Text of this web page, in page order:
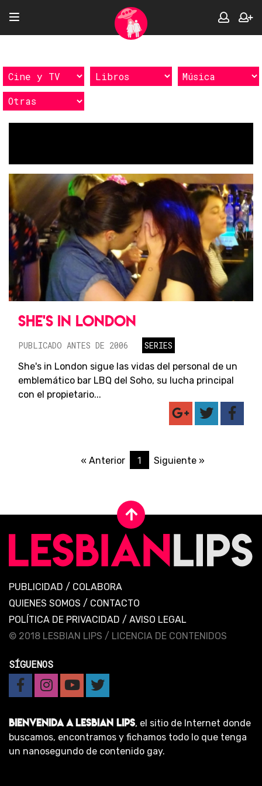
SHE'S IN LONDON
PUBLICADO ANTES DE 2006
SERIES
She's in London sigue las vidas del personal de un
emblemático bar LBQ del Soho, su lucha principal
con el propietario...
« Anterior 1 Siguiente »
PUBLICIDAD / COLABORA
QUIENES SOMOS / CONTACTO
POLÍTICA DE PRIVACIDAD / AVISO LEGAL
© 2018 LESBIAN LIPS / LICENCIA DE CONTENIDOS
SÍGUENOS
BIENVENIDA A LESBIAN LIPS, el sitio de Internet donde
buscamos, encontramos y fichamos todo lo que tenga
un nanosegundo de contenido gay.